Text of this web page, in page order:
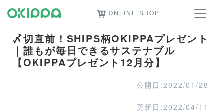
ONLINE SHOP
〆切直前！SHIPS柄OKIPPAプレゼント
｜誰もが毎日できるサステナブル
【OKIPPAプレゼント12月分】
公開日:2022/01/28
更新日:2022/04/11